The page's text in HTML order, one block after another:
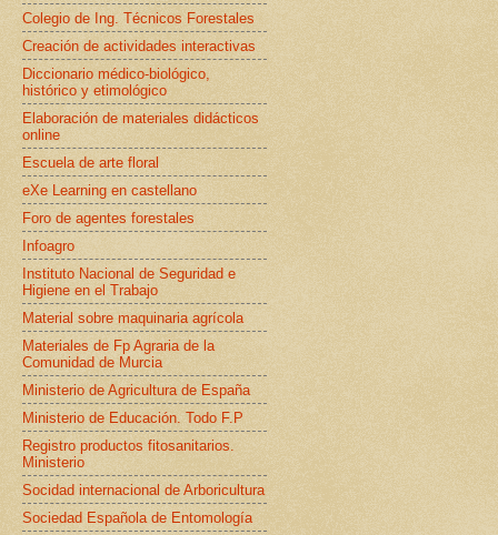
Colegio de Ing. Técnicos Forestales
Creación de actividades interactivas
Diccionario médico-biológico,
histórico y etimológico
Elaboración de materiales didácticos
online
Escuela de arte floral
eXe Learning en castellano
Foro de agentes forestales
Infoagro
Instituto Nacional de Seguridad e
Higiene en el Trabajo
Material sobre maquinaria agrícola
Materiales de Fp Agraria de la
Comunidad de Murcia
Ministerio de Agricultura de España
Ministerio de Educación. Todo F.P
Registro productos fitosanitarios.
Ministerio
Socidad internacional de Arboricultura
Sociedad Española de Entomología